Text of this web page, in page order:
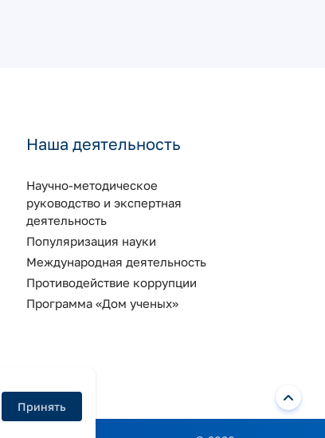
Наша деятельность
Научно-методическое
руководство и экспертная
деятельность
Популяризация науки
Международная деятельность
Противодействие коррупции
Программа «Дом ученых»
Принять